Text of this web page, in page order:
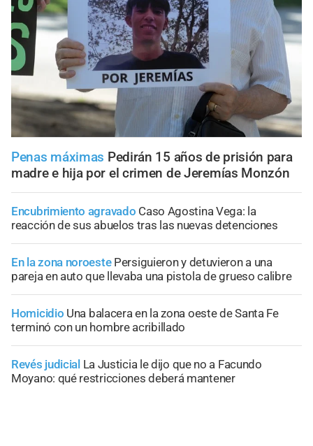
Penas máximas Pedirán 15 años de prisión para
madre e hija por el crimen de Jeremías Monzón
Encubrimiento agravado Caso Agostina Vega: la
reacción de sus abuelos tras las nuevas detenciones
En la zona noroeste Persiguieron y detuvieron a una
pareja en auto que llevaba una pistola de grueso calibre
Homicidio Una balacera en la zona oeste de Santa Fe
terminó con un hombre acribillado
Revés judicial La Justicia le dijo que no a Facundo
Moyano: qué restricciones deberá mantener